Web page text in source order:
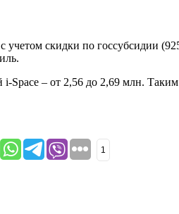
скидки по госсубсидии
– от 2,56 до 2,69 млн.
1